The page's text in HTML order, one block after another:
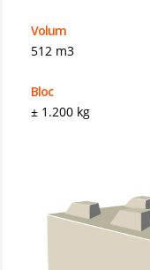
Volum
512 m3
Bloc
± 1.200 kg